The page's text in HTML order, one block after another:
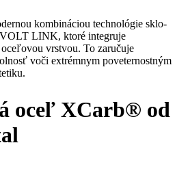
kombináciou technológie sklo-
LINK, ktoré integruje
vrstvou. To zaručuje
voči extrémnym poveternostným
oceľ XCarb® od